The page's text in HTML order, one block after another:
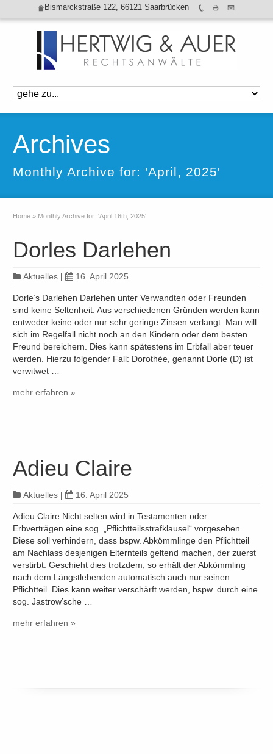
Bismarckstraße 122, 66121 Saarbrücken
Archives
Monthly Archive for: 'April, 2025'
Home » Monthly Archive for: 'April 16th, 2025'
Dorles Darlehen
Aktuelles | 16. April 2025
Dorle’s Darlehen Darlehen unter Verwandten oder Freunden
sind keine Seltenheit. Aus verschiedenen Gründen werden kann
entweder keine oder nur sehr geringe Zinsen verlangt. Man will
sich im Regelfall nicht noch an den Kindern oder dem besten
Freund bereichern. Dies kann spätestens im Erbfall aber teuer
werden. Hierzu folgender Fall: Dorothée, genannt Dorle (D) ist
verwitwet …
mehr erfahren »
Adieu Claire
Aktuelles | 16. April 2025
Adieu Claire Nicht selten wird in Testamenten oder
Erbverträgen eine sog. „Pflichtteilsstrafklausel“ vorgesehen.
Diese soll verhindern, dass bspw. Abkömmlinge den Pflichtteil
am Nachlass desjenigen Elternteils geltend machen, der zuerst
verstirbt. Geschieht dies trotzdem, so erhält der Abkömmling
nach dem Längstlebenden automatisch auch nur seinen
Pflichtteil. Dies kann weiter verschärft werden, bspw. durch eine
sog. Jastrow’sche …
mehr erfahren »